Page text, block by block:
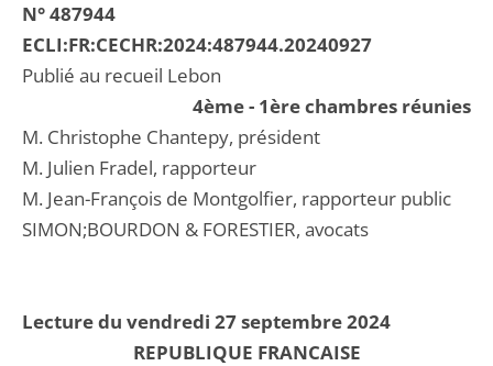
N° 487944
ECLI:FR:CECHR:2024:487944.20240927
Publié au recueil Lebon
4ème - 1ère chambres réunies
M. Christophe Chantepy, président
M. Julien Fradel, rapporteur
M. Jean-François de Montgolfier, rapporteur public
SIMON;BOURDON & FORESTIER, avocats
Lecture du vendredi 27 septembre 2024
REPUBLIQUE FRANCAISE